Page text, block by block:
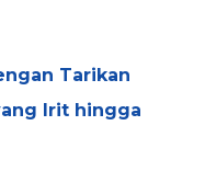
Tarikan
Irit hingga